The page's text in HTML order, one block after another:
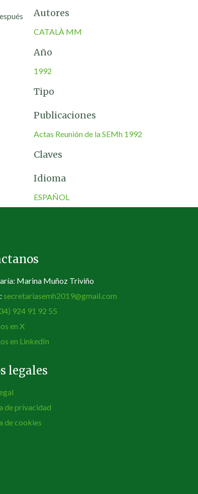
Autores
CATALÀ MM
Año
1992
Tipo
Publicaciones
Actas Reunión de la SEMh 1992
Claves
Idioma
ESPAÑOL
Marina Muñoz Triviño
secretariasemh2019@gmail.com
924 91 92 55
en X
en LinkedIn
legales
de privacidad
de cookies